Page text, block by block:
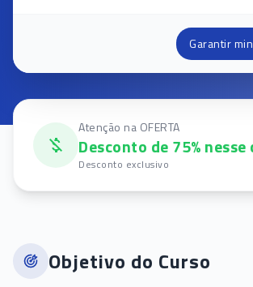
Garantir
Atenção na OFERTA
Desconto de 75% nesse
Desconto exclusivo
Objetivo do Curso